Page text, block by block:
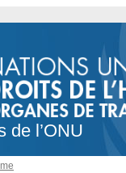
de l’ONU